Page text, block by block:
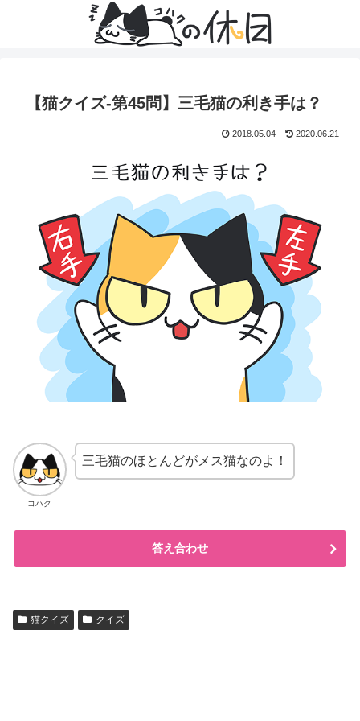
【猫クイズ-第45問】三毛猫の利き手は？
2018.05.04 2020.06.21
コハク
三毛猫のほとんどがメス猫なのよ！
答え合わせ
猫クイズ クイズ